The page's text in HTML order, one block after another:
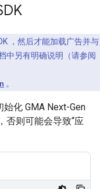
，然后才能加载广告并与
中另有明确说明（请参阅
。
始化 GMA Next-Gen
否则可能会导致“应